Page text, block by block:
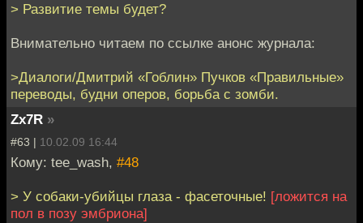
> Развитие темы будет?
Внимательно читаем по ссылке анонс журнала:
>Диалоги/Дмитрий «Гоблин» Пучков «Правильные»
переводы, будни оперов, борьба с зомби.
Zx7R »
#63 | 10.02.09 16:44
Кому: tee_wash, #48
> У собаки-убийцы глаза - фасеточные! [ложится на
пол в позу эмбриона]